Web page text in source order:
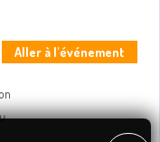
Aller à l'événement